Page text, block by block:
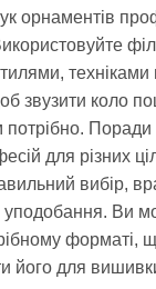
орнаментів
звузити коло
для різних
вибір,
уподобання. Ви
форматі,
його для